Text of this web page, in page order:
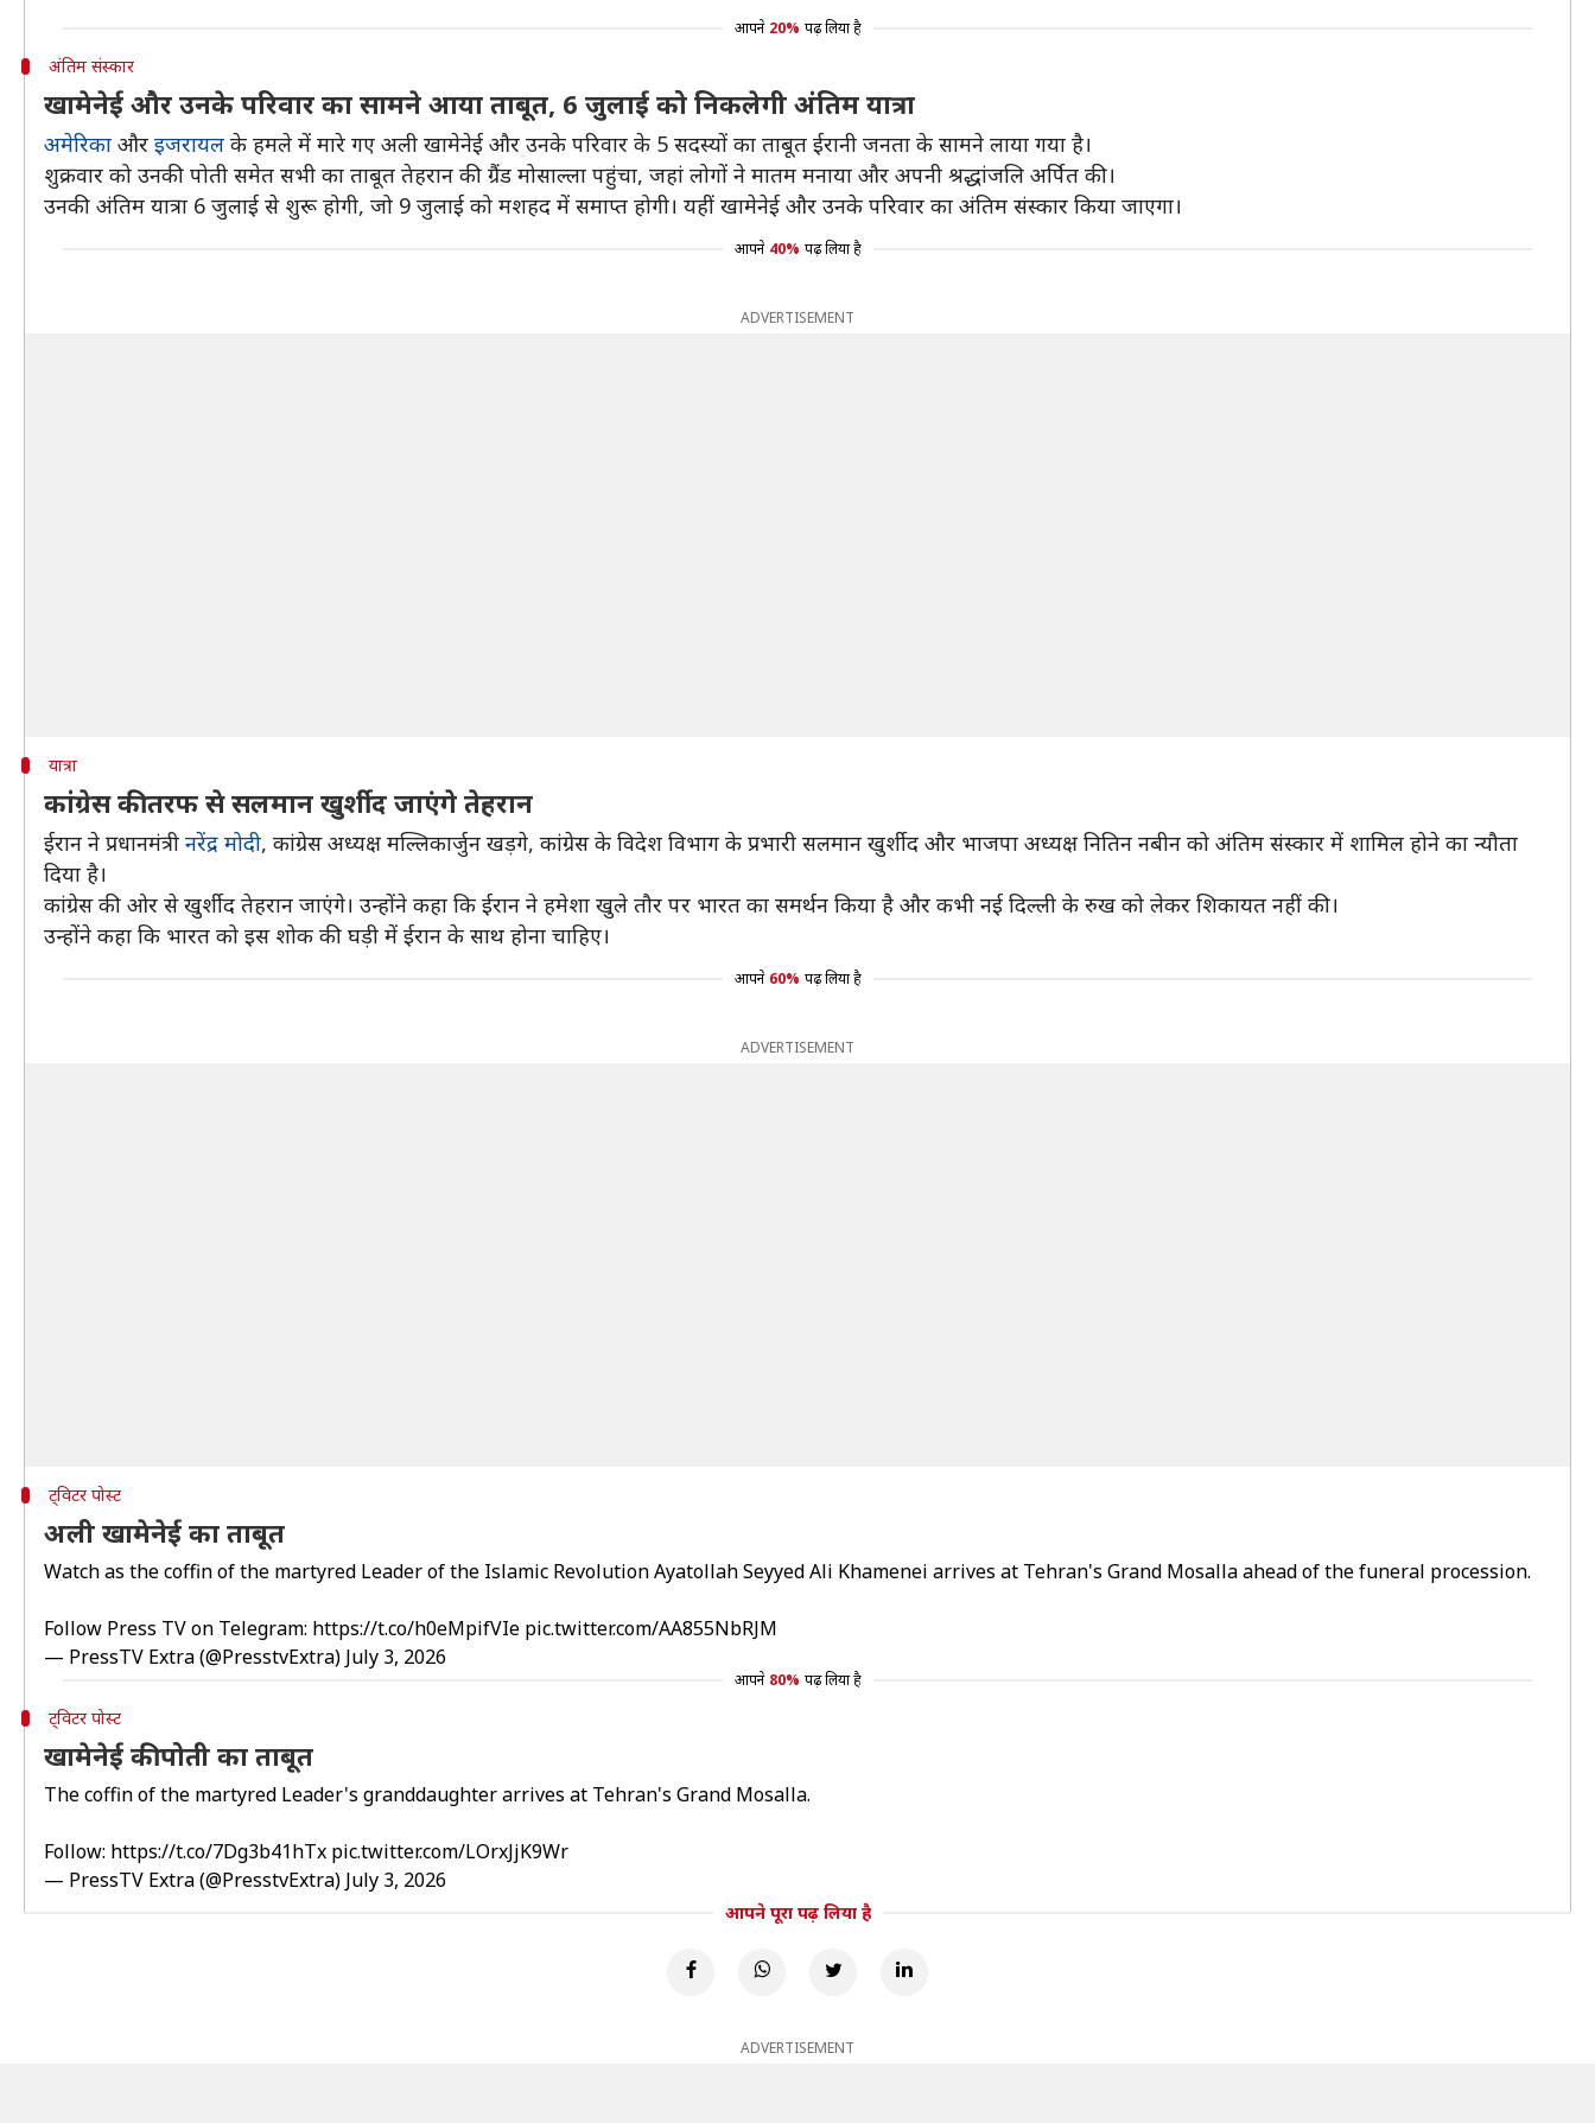
आपने 20% पढ़ लिया है
अंतिम संस्कार
खामेनेई और उनके परिवार का सामने आया ताबूत, 6 जुलाई को निकलेगी अंतिम यात्रा
अमेरिका और इजरायल के हमले में मारे गए अली खामेनेई और उनके परिवार के 5 सदस्यों का ताबूत ईरानी जनता के सामने लाया गया है।
शुक्रवार को उनकी पोती समेत सभी का ताबूत तेहरान की ग्रैंड मोसाल्ला पहुंचा, जहां लोगों ने मातम मनाया और अपनी श्रद्धांजलि अर्पित की।
उनकी अंतिम यात्रा 6 जुलाई से शुरू होगी, जो 9 जुलाई को मशहद में समाप्त होगी। यहीं खामेनेई और उनके परिवार का अंतिम संस्कार किया जाएगा।
आपने 40% पढ़ लिया है
ADVERTISEMENT
यात्रा
कांग्रेस की तरफ से सलमान खुर्शीद जाएंगे तेहरान
ईरान ने प्रधानमंत्री नरेंद्र मोदी, कांग्रेस अध्यक्ष मल्लिकार्जुन खड़गे, कांग्रेस के विदेश विभाग के प्रभारी सलमान खुर्शीद और भाजपा अध्यक्ष नितिन नबीन को अंतिम संस्कार में शामिल होने का न्यौता
दिया है।
कांग्रेस की ओर से खुर्शीद तेहरान जाएंगे। उन्होंने कहा कि ईरान ने हमेशा खुले तौर पर भारत का समर्थन किया है और कभी नई दिल्ली के रुख को लेकर शिकायत नहीं की।
उन्होंने कहा कि भारत को इस शोक की घड़ी में ईरान के साथ होना चाहिए।
आपने 60% पढ़ लिया है
ADVERTISEMENT
ट्विटर पोस्ट
अली खामेनेई का ताबूत
Watch as the coffin of the martyred Leader of the Islamic Revolution Ayatollah Seyyed Ali Khamenei arrives at Tehran's Grand Mosalla ahead of the funeral procession.
Follow Press TV on Telegram: https://t.co/h0eMpifVIe pic.twitter.com/AA855NbRJM
— PressTV Extra (@PresstvExtra) July 3, 2026
आपने 80% पढ़ लिया है
ट्विटर पोस्ट
खामेनेई की पोती का ताबूत
The coffin of the martyred Leader's granddaughter arrives at Tehran's Grand Mosalla.
Follow: https://t.co/7Dg3b41hTx pic.twitter.com/LOrxJjK9Wr
— PressTV Extra (@PresstvExtra) July 3, 2026
आपने पूरा पढ़ लिया है
ADVERTISEMENT